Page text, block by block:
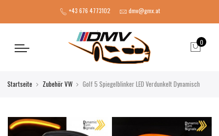
+43 676 4773102 dmv@gmx.at
0
Startseite Zubehör VW Golf 5 Spiegelblinker LED Verdunkelt Dynamisch